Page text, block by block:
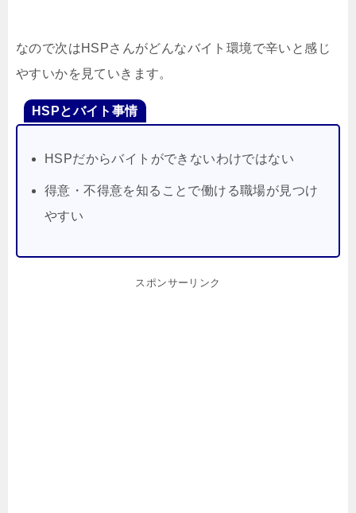
なので次はHSPさんがどんなバイト環境で辛いと感じ
やすいかを見ていきます。
HSPとバイト事情
HSPだからバイトができないわけではない
得意・不得意を知ることで働ける職場が見つけ
やすい
スポンサーリンク